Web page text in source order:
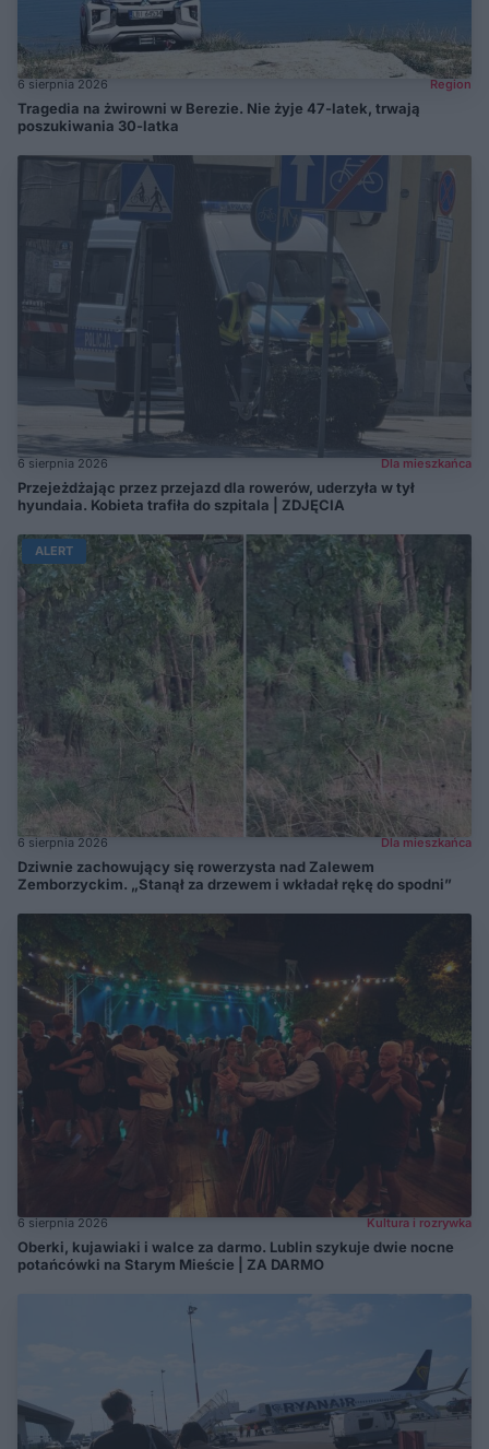
6 sierpnia 2026 Region
Tragedia na żwirowni w Berezie. Nie żyje 47-latek, trwają
poszukiwania 30-latka
6 sierpnia 2026 Dla mieszkańca
Przejeżdżając przez przejazd dla rowerów, uderzyła w tył
hyundaia. Kobieta trafiła do szpitala | ZDJĘCIA
ALERT
6 sierpnia 2026 Dla mieszkańca
Dziwnie zachowujący się rowerzysta nad Zalewem
Zemborzyckim. „Stanął za drzewem i wkładał rękę do spodni”
6 sierpnia 2026 Kultura i rozrywka
Oberki, kujawiaki i walce za darmo. Lublin szykuje dwie nocne
potańcówki na Starym Mieście | ZA DARMO